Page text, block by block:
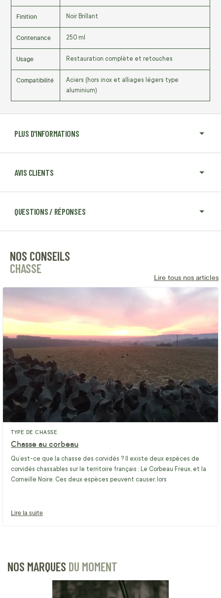
PLUS D'INFORMATIONS
AVIS CLIENTS
QUESTIONS / RÉPONSES
Finition Noir Brillant
Contenance 250 ml
Usage Restauration complète et retouches
Compatibilité
Aciers (hors inox et alliages légers type
aluminium)
NOS CONSEILS
CHASSE
Lire tous nos articles
TYPE DE CHASSE
Chasse au corbeau
Qu’est-ce que la chasse des corvidés ? Il existe deux espèces de
corvidés chassables sur le territoire français : Le Corbeau Freux, et la
Corneille Noire. Ces deux espèces peuvent causer, lors
Lire la suite
NOS MARQUES DU MOMENT